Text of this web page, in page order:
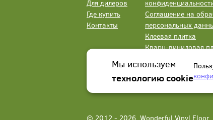
Для дилеров
Где купить
Контакты
Соглашение на
персональных
Клеевая плитка
Кварц-виниловая
© 2012 - 2026, Wonderful Vinyl Floor.
Мы используем
технологию cookie